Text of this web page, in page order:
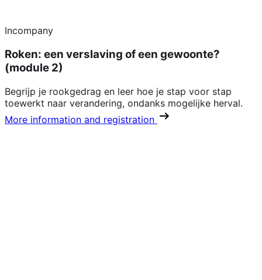
Incompany
Roken: een verslaving of een gewoonte?
(module 2)
Begrijp je rookgedrag en leer hoe je stap voor stap
toewerkt naar verandering, ondanks mogelijke herval.
More information and registration